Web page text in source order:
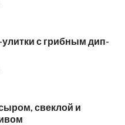
с грибным дип-
свеклой и